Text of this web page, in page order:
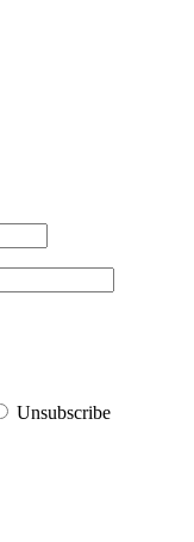
Unsubscribe